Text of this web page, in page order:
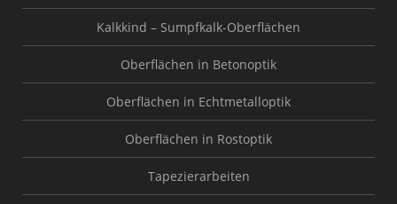
Kalkkind – Sumpfkalk-Oberflächen
Oberflächen in Betonoptik
Oberflächen in Echtmetalloptik
Oberflächen in Rostoptik
Tapezierarbeiten